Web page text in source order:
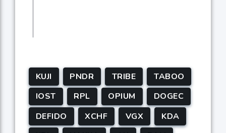
KUJI PNDR TRIBE
TABOO
IOST
RPL OPIUM
DOGEC
DEFIDO
XCHF VGX
KDA